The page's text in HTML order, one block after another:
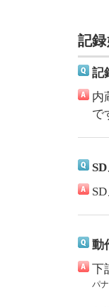
記
記
内
で
動
下
パ